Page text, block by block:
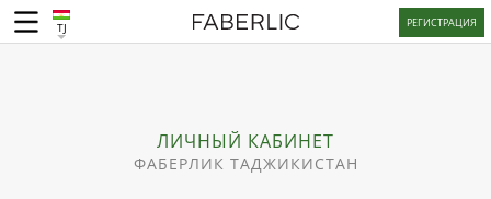
TJ РЕГИСТРАЦИЯ
ЛИЧНЫЙ КАБИНЕТ
ФАБЕРЛИК ТАДЖИКИСТАН